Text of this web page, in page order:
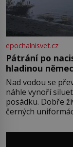
epochalnisvet.cz
Pátrání po
hladinou
Nad vodou se
náhle vynoří
posádku. Dobře
černých
přízračná scéna
světová válka se